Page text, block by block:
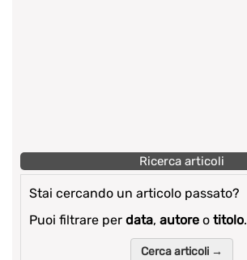
Ricerca articoli
Stai cercando un articolo passato?
Puoi filtrare per data, autore o titolo.
Cerca articoli →